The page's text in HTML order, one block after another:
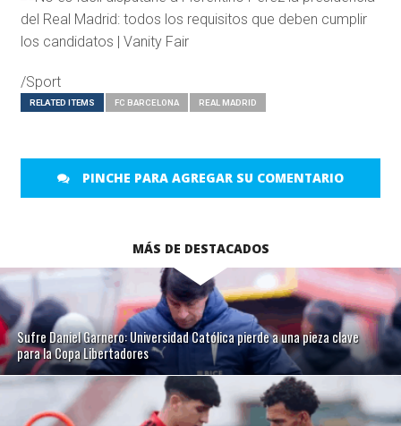
/Sport
RELATED ITEMS FC BARCELONA REAL MADRID
PINCHE PARA AGREGAR SU COMENTARIO
MÁS DE DESTACADOS
Sufre Daniel Garnero: Universidad Católica pierde a una pieza clave
para la Copa Libertadores